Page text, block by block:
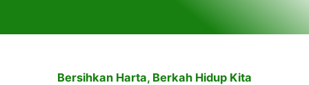
Bersihkan Harta, Berkah Hidup Kita